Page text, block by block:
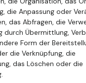
die Anpassung oder
das Abfragen, die
durch Übermittlung,
Form der
die Verknüpfung, die
das Löschen oder die